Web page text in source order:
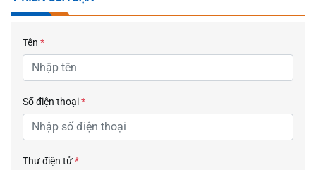
Tên *
Số điện thoại*
Thư điện tử*